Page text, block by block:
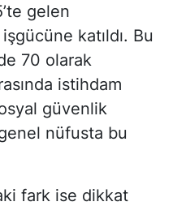
gelen
katıldı. Bu
70 olarak
istihdam
güvenlik
nüfusta bu
fark ise dikkat